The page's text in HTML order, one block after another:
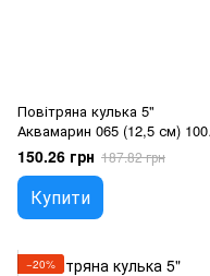
Повітряна кулька 5"
Аквамарин 065 (12,5 см) 100
шт., 100 шт., 5"/12.5см,
Аквамарин, Гелій або повітря
150.26 грн 187.82 грн
Купити
−20%